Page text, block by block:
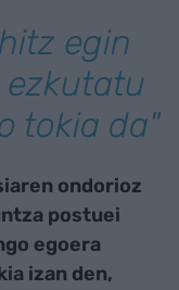
egin
tokia da"
ondorioz
postuei
egoera
izan den,